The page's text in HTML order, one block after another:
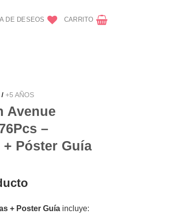
DE DESEOS CARRITO
/ +5 AÑOS
Avenue
–
Póster Guía
+ Poster Guía incluye: